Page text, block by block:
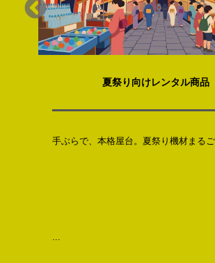
夏祭り向けレンタル商品
手ぶらで、本格屋台。夏祭り機材まる